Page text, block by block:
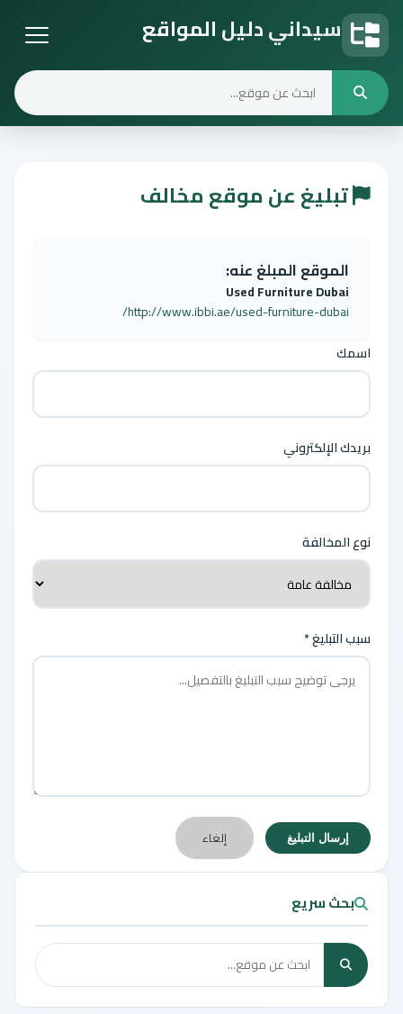
سيداني دليل المواقع
تبليغ عن موقع مخالف
الموقع المبلغ عنه:
Used Furniture Dubai
http://www.ibbi.ae/used-furniture-dubai/
اسمك
بريدك الإلكتروني
نوع المخالفة
سبب التبليغ *
إرسال التبليغ إلغاء
بحث سريع